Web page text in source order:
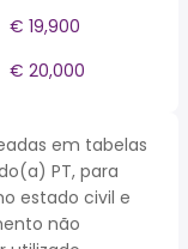
€ 19,900
€ 20,000
em tabelas
PT, para
estado civil e
não